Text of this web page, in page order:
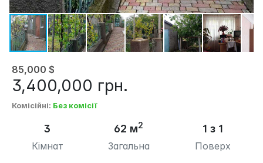
85,000 $
3,400,000 грн.
Комісійні: Без комісії
3
Кімнат
62 м2
Загальна
1 з 1
Поверх